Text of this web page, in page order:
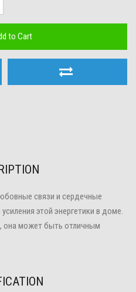
to Cart
связи и сердечные
этой энергетики в доме.
она может быть отличным